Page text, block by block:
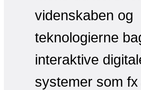
videnskaben og
teknologierne
interaktive
systemer som fx